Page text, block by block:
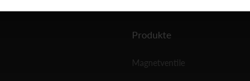
Produkte
Magnetventile